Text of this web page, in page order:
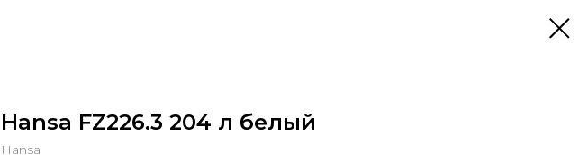
Hansa FZ226.3 204 л белый
Hansa